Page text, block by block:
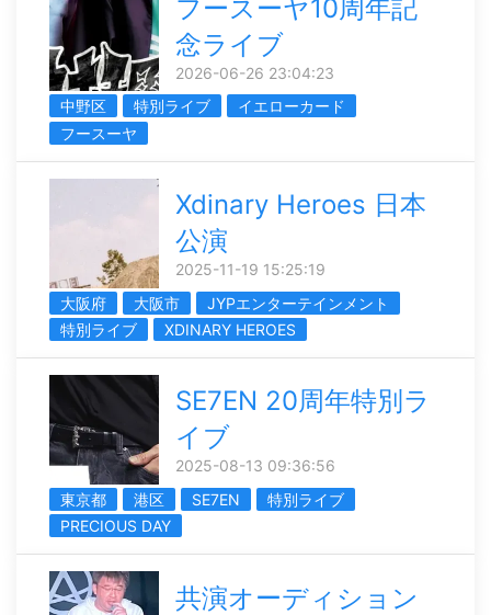
フースーヤ10周年記
念ライブ
2026-06-26 23:04:23
中野区
特別ライブ
イエローカード
フースーヤ
Xdinary Heroes 日本
公演
2025-11-19 15:25:19
大阪府
大阪市
JYPエンターテインメント
特別ライブ
XDINARY HEROES
SE7EN 20周年特別ラ
イブ
2025-08-13 09:36:56
東京都
港区 SE7EN
特別ライブ
PRECIOUS DAY
共演オーディション